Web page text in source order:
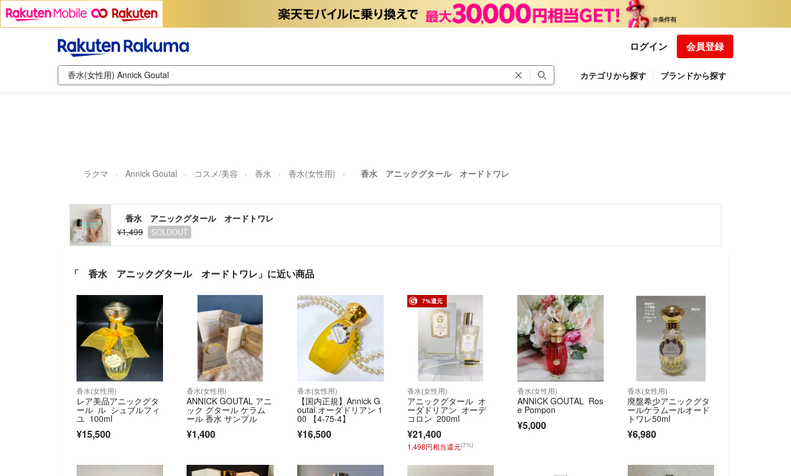
ログイン 会員登録
カテゴリから探す ブランドから探す
ラクマ Annick Goutal コスメ/美容 香水 香水(女性用) 香水 アニックグタール オードトワレ
香水 アニックグタール オードトワレ
¥1,499
SOLDOUT
「 香水 アニックグタール オードトワレ」に近い商品
香水(女性用)
レア美品アニックグタ
ール ル シュブルフィ
ユ 100ml
¥15,500
香水(女性用)
ANNICK GOUTAL アニ
ック グタール ケラム
ール 香水 サンプル
¥1,400
香水(女性用)
【国内正規】Annick G
outal オーダドリアン 1
00 【4-75-4】
¥16,500
7%還元
香水(女性用)
アニックグタール オ
ーダドリアン オーデ
コロン 200ml
¥21,400
1,498円相当還元(7%)
香水(女性用)
ANNICK GOUTAL Ros
e Pompon
¥5,000
香水(女性用)
廃盤希少アニックグタ
ールケラムールオード
トワレ50ml
¥6,980